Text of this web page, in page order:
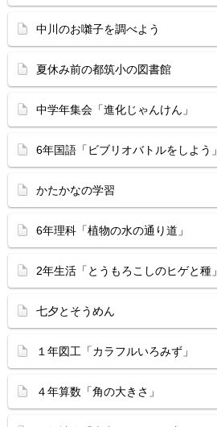
中川のお囃子を調べよう
夏休み前の都筑小の図書館
中学年集会「進化じゃんけん」
6年国語「ビブリオバトルをしよう」
かたかなの学習
6年理科「植物の水の通り道」
2年生活「とうもろこしのヒゲと種」
七夕とそうめん
１年図工「カラフルいろみず」
４年算数「角の大きさ」